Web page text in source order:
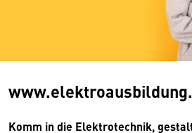
Komm in die Elektrotechnik,